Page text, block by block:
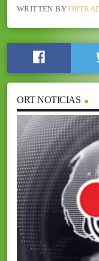
WRITTEN BY
ORT NOTICIAS